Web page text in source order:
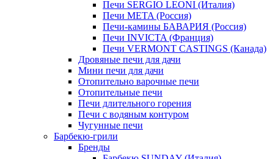
Печи SERGIO LEONI (Италия)
Печи META (Россия)
Печи-камины БАВАРИЯ (Россия)
Печи INVICTA (Франция)
Печи VERMONT CASTINGS (Канада)
Дровяные печи для дачи
Мини печи для дачи
Отопительно варочные печи
Отопительные печи
Печи длительного горения
Печи с водяным контуром
Чугунные печи
Барбекю-грили
Бренды